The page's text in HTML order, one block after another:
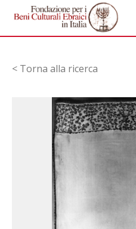
< Torna alla ricerca